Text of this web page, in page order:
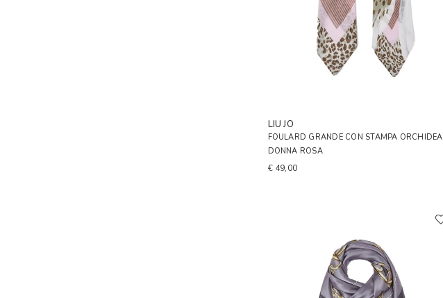
LIU JO
FOULARD GRANDE CON STAMPA ORCHIDEA
DONNA ROSA
€ 49,00